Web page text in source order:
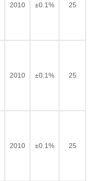
2010 ±0.1% 25
2010 ±0.1% 25
2010 ±0.1% 25